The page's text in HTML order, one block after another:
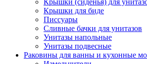
Крышки (сиденья) для
Крышки для биде
Писсуары
Сливные бачки для унитазов
Унитазы напольные
Унитазы подвесные
Раковины для ванны и кухонные